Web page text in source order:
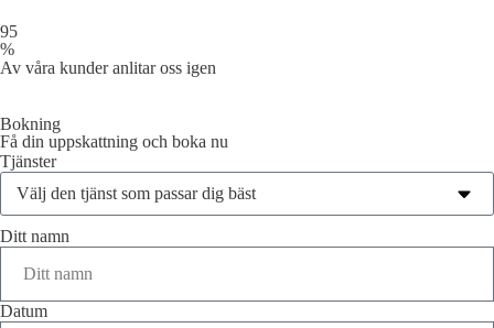
95
%
Av våra kunder anlitar oss igen
Bokning
Få din uppskattning och boka nu
Tjänster
Ditt namn
Datum